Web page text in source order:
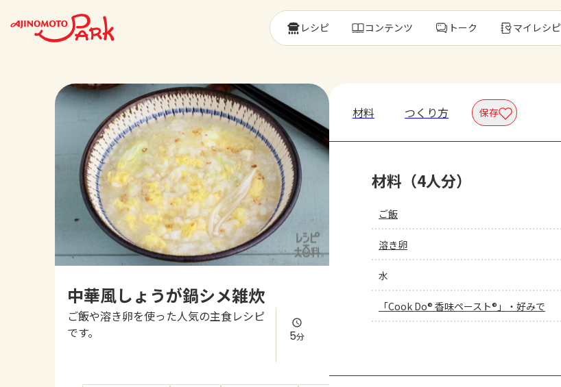
レシピ コンテンツ トーク マイレシピ
中華風しょうが鍋シメ雑炊
ご飯や溶き卵を使った人気の主食レシピ
です。
5分
材料 つくり方 保存
材料（4人分）
ご飯
溶き卵
水
「Cook Do® 香味ペースト®」・好みで